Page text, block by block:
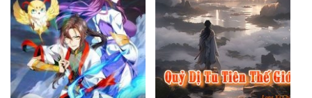
Đam Mỹ
Đẹp
Đẹp Hiệp